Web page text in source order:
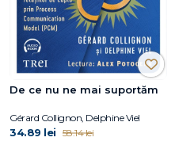
De ce nu ne mai suportăm
Gérard Collignon, Delphine Viel
34.89 lei 58.14 lei